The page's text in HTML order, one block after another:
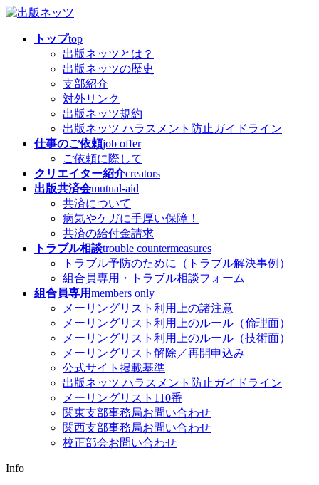
コ
ナ
トップtop
出版ネッツとは？
出版ネッツの歴史
支部紹介
対外リンク
出版ネッツ規約
出版ネッツ ハラスメント防止ガイドライン
仕事のご依頼job offer
ご依頼に際して
クリエイター紹介creators
出版共済会mutual-aid
共済について
病気やケガに手厚い保障！
共済の給付金請求
トラブル相談trouble countermeasures
トラブル予防のために（トラブル解決事例）
組合員専用・トラブル相談フォーム
組合員専用members only
メーリングリスト利用上の諸注意
メーリングリスト利用上のルール（倫理面）
メーリングリスト利用上のルール（技術面）
メーリングリスト解除／再開申込み
公式サイト掲載基準
出版ネッツ ハラスメント防止ガイドライン
メーリングリスト110番
関東支部事務局お問い合わせ
関西支部事務局お問い合わせ
校正部会お問い合わせ
Info